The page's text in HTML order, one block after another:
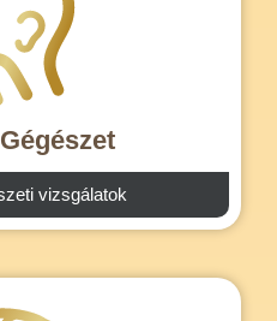
vizsgálatok